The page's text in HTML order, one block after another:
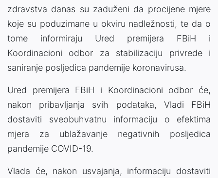
zdravstva danas su zaduženi da procijene mjere
koje su poduzimane u okviru nadležnosti, te da o
tome informiraju Ured premijera FBiH i
Koordinacioni odbor za stabilizaciju privrede i
saniranje posljedica pandemije koronavirusa.
Ured premijera FBiH i Koordinacioni odbor će,
nakon pribavljanja svih podataka, Vladi FBiH
dostaviti sveobuhvatnu informaciju o efektima
mjera za ublažavanje negativnih posljedica
pandemije COVID-19.
Vlada će, nakon usvajanja, informaciju dostaviti